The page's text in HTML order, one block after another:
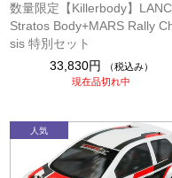
数量限定【Killerbody】
Stratos Body+MARS Rally
sis 特別セット
33,830円
（税込み）
現在品切れ中